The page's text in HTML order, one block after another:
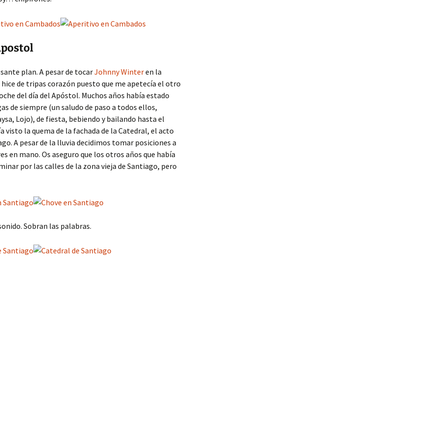
plan. A pesar de tocarJohnny Winteren la
hice de tripas corazón puesto que me apetecía el otro
del día del Apóstol. Muchos años había estado
de siempre (un saludo de paso a todos ellos,
Lojo), de fiesta, bebiendo y bailando hasta el
visto la quema de la fachada de la Catedral, el acto
A pesar de la lluvia decidimos tomar posiciones a
en mano. Os aseguro que los otros años que había
por las calles de la zona vieja de Santiago, pero
Sobran las palabras.